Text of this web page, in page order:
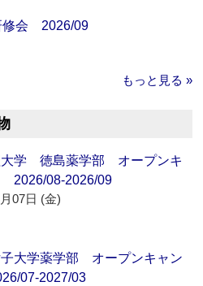
修会 2026/09
もっと見る »
大学 徳島薬学部 オープンキ
2026/08-2026/09
07日 (金)
子大学薬学部 オープンキャン
07-2027/03